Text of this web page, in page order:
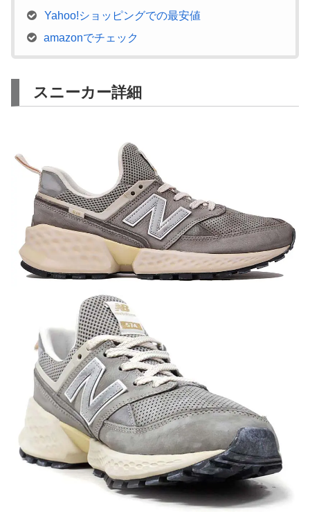
Yahoo!ショッピングでの最安値
amazonでチェック
スニーカー詳細